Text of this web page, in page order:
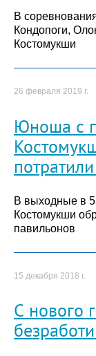
В
Кондопоги,
Костомукши
26 февраля 2019 г.
Юноша с
В выходные в 5
Костомукши
павильонов
15 декабря 2018 г.
С нового